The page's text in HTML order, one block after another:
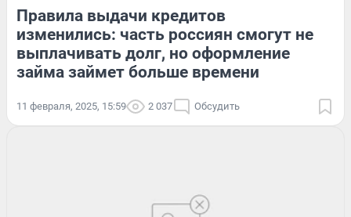
Правила выдачи кредитов
изменились: часть россиян смогут не
выплачивать долг, но оформление
займа займет больше времени
11 февраля, 2025, 15:59 2 037 Обсудить